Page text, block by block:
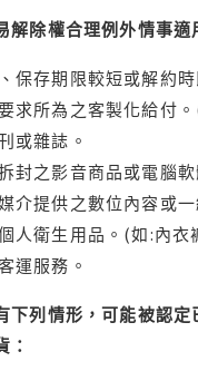
解除權合理例外情事
保存期限較短或解約
求所為之客製化給付
或雜誌。
封之影音商品或電腦軟
介提供之數位內容或
人衛生用品。(如:內
運服務。
下列情形，可能被認
：